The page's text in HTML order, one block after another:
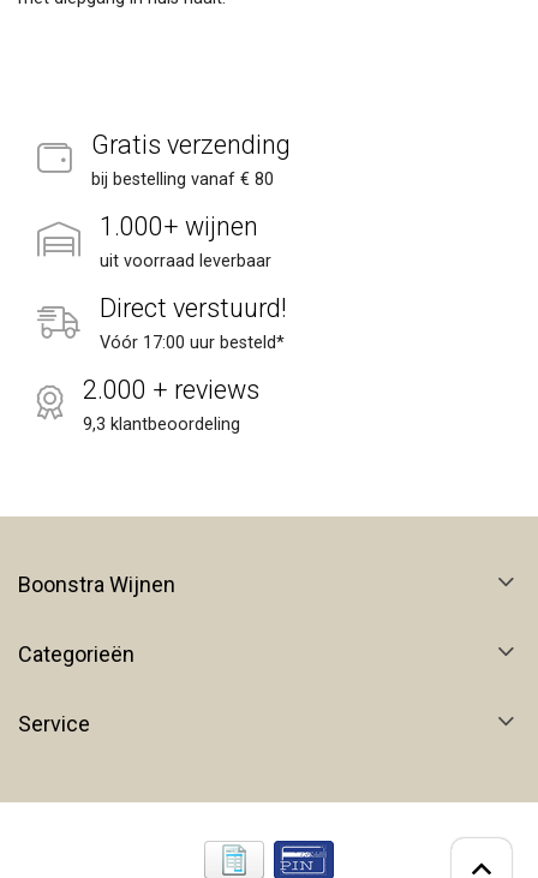
Gratis verzending
bij bestelling vanaf € 80
1.000+ wijnen
uit voorraad leverbaar
Direct verstuurd!
Vóór 17:00 uur besteld*
2.000 + reviews
9,3 klantbeoordeling
Boonstra Wijnen
Categorieën
Service